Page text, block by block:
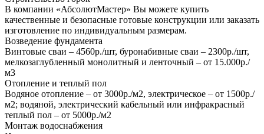
В компании «АбсолютМастер» Вы можете купить
качественные и безопасные готовые конструкции или заказать
изготовление по индивидуальным размерам.
Возведение фундамента
Винтовые сваи – 4560р./шт, буронабивные сваи – 2300р./шт,
мелкозаглубленный монолитный и ленточный – от 15.000р./
м3
Отопление и теплый пол
Водяное отопление – от 3000р./м2, электрическое – от 1500р./
м2; водяной, электрический кабельный или инфракрасный
теплый пол – от 5000р./м2
Монтаж водоснабжения